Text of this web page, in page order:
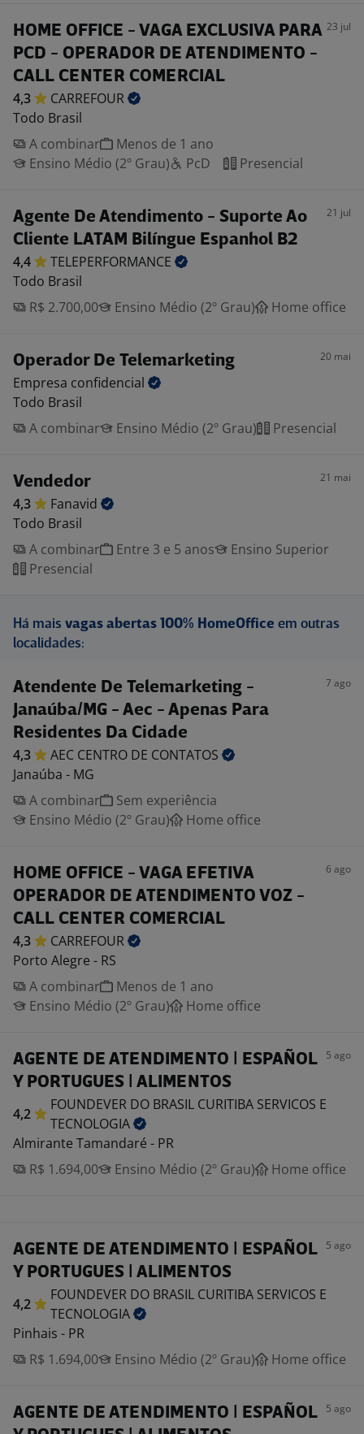
HOME OFFICE - VAGA EXCLUSIVA PARA
PCD - OPERADOR DE ATENDIMENTO -
CALL CENTER COMERCIAL
23 jul
4,3
CARREFOUR
Todo Brasil
A combinar
Menos de 1 ano
Ensino Médio (2º Grau)
PcD Presencial
Agente De Atendimento - Suporte Ao
Cliente LATAM Bilíngue Espanhol B2
21 jul
4,4
TELEPERFORMANCE
Todo Brasil
R$ 2.700,00
Ensino Médio (2º Grau) Home office
Operador De Telemarketing 20 mai
Empresa confidencial
Todo Brasil
A combinar
Ensino Médio (2º Grau) Presencial
Vendedor 21 mai
4,3
Fanavid
Todo Brasil
A combinar
Entre 3 e 5 anos
Ensino Superior
Presencial
Há mais vagas abertas 100% HomeOffice em outras
localidades:
Atendente De Telemarketing -
Janaúba/MG - Aec - Apenas Para
Residentes Da Cidade
7 ago
4,3 AEC CENTRO DE CONTATOS
Janaúba - MG
A combinar
Sem experiência
Ensino Médio (2º Grau)
Home office
HOME OFFICE - VAGA EFETIVA
OPERADOR DE ATENDIMENTO VOZ -
CALL CENTER COMERCIAL
6 ago
4,3
CARREFOUR
Porto Alegre - RS
A combinar
Menos de 1 ano
Ensino Médio (2º Grau)
Home office
AGENTE DE ATENDIMENTO | ESPAÑOL
Y PORTUGUES | ALIMENTOS
5 ago
4,2
FOUNDEVER DO BRASIL CURITIBA SERVICOS E
TECNOLOGIA
Almirante Tamandaré - PR
R$ 1.694,00
Ensino Médio (2º Grau) Home office
AGENTE DE ATENDIMENTO | ESPAÑOL
Y PORTUGUES | ALIMENTOS
5 ago
4,2
FOUNDEVER DO BRASIL CURITIBA SERVICOS E
TECNOLOGIA
Pinhais - PR
R$ 1.694,00
Ensino Médio (2º Grau) Home office
AGENTE DE ATENDIMENTO | ESPAÑOL
5 ago